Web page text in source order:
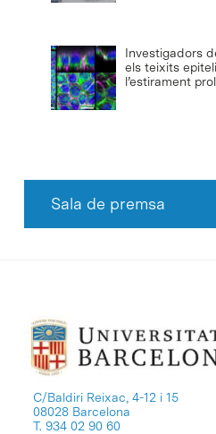
Investigadors
els teixits
l’estirament
Sala de premsa
C/Baldiri Reixac, 4-12 i 15
08028 Barcelona
T. 934 02 90 60